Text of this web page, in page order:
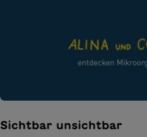
Sichtbar unsichtbar